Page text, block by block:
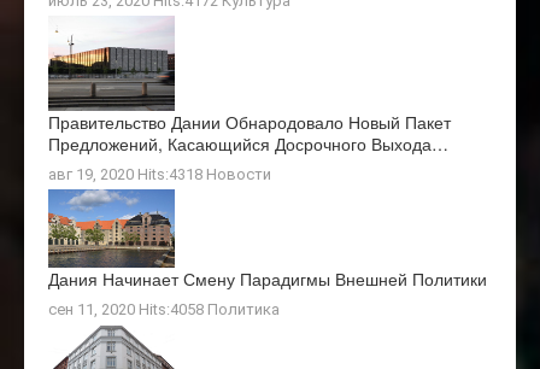
Правительство Дании Обнародовало Новый Пакет
Предложений, Касающийся Досрочного Выхода…
авг 19, 2020 Hits:4318 Новости
Дания Начинает Смену Парадигмы Внешней Политики
сен 11, 2020 Hits:4058 Политика